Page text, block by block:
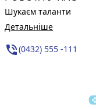
Шукаєм таланти
Детальніше
phone_in_talk(0432) 555 -111